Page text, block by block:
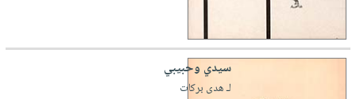
سيدي وحبيبي
لـ هدى بركات